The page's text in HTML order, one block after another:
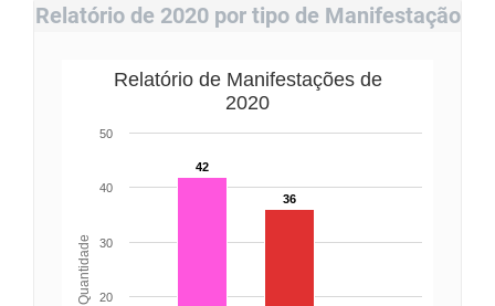
Relatório de 2020 por tipo de Manifestação
Quantidade
Relatório de Manifestações de
2020
42
36
20
30
40
50